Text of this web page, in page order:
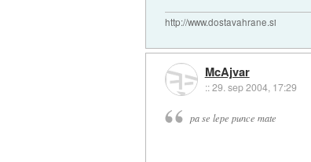
http://www.dostavahrane.si
McAjvar
::29. sep 2004, 17:29
pa se lepe punce mate